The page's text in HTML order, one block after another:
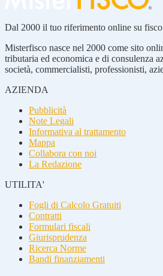
Dal 2000 il tuo riferimento online su fisco
Misterfisco nasce nel 2000 come sito
tributaria ed economica e di consulenza
società, commercialisti, professionisti,
AZIENDA
Pubblicità
Note Legali
Informativa al trattamento
Mappa
Collabora con noi
La Redazione
UTILITA'
Fogli di Calcolo Gratuiti
Contratti
Formulari fiscali
Giurisprudenza
Ricerca Norme
Bandi finanziamenti